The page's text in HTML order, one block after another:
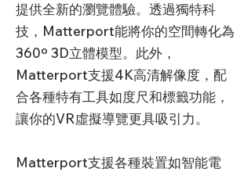
提供全新的瀏覽體驗。透過獨特科
技，Matterport能將你的空間轉化為
360º 3D立體模型。此外，
Matterport支援4K高清解像度，配
合各種特有工具如度尺和標籤功能，
讓你的VR虛擬導覽更具吸引力。
Matterport支援各種裝置如智能電